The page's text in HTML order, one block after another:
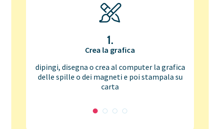
1.
Crea la grafica
dipingi, disegna o crea al computer la grafica
delle spille o dei magneti e poi stampala su
carta